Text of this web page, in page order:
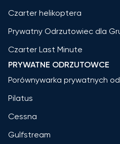
Czarter helikoptera
Prywatny Odrzutowiec dla
Czarter Last Minute
PRYWATNE ODRZUTOWCE
Porównywarka prywatnych
Pilatus
Cessna
Gulfstream